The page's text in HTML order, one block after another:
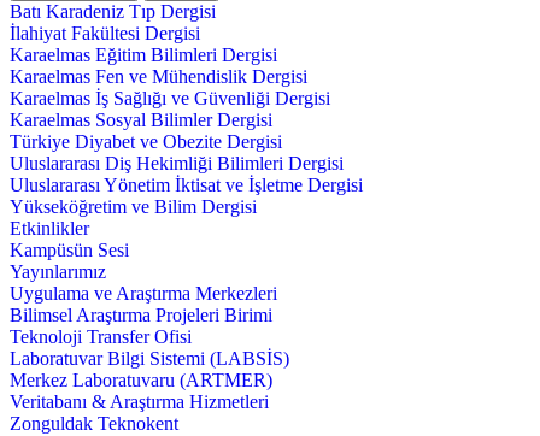
Batı Karadeniz Tıp Dergisi
İlahiyat Fakültesi Dergisi
Karaelmas Eğitim Bilimleri Dergisi
Karaelmas Fen ve Mühendislik Dergisi
Karaelmas İş Sağlığı ve Güvenliği Dergisi
Karaelmas Sosyal Bilimler Dergisi
Türkiye Diyabet ve Obezite Dergisi
Uluslararası Diş Hekimliği Bilimleri Dergisi
Uluslararası Yönetim İktisat ve İşletme Dergisi
Yükseköğretim ve Bilim Dergisi
Etkinlikler
Kampüsün Sesi
Yayınlarımız
Uygulama ve Araştırma Merkezleri
Bilimsel Araştırma Projeleri Birimi
Teknoloji Transfer Ofisi
Laboratuvar Bilgi Sistemi (LABSİS)
Merkez Laboratuvaru (ARTMER)
Veritabanı & Araştırma Hizmetleri
Zonguldak Teknokent